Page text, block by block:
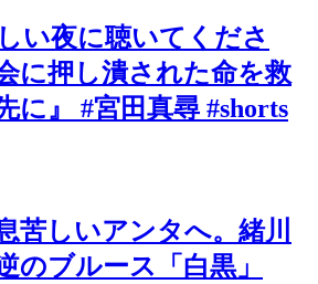
い夜に聴いてくださ
に押し潰された命を救
に』 #宮田真尋 #shorts
苦しいアンタへ。緒川
のブルース「白黒」